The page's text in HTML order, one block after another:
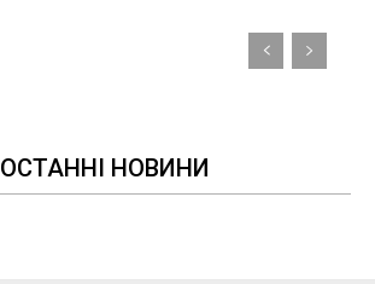
ОСТАННІ НОВИНИ